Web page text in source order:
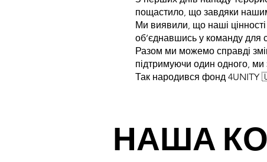
пощастило, що завдяки
Ми виявили, що наші
об’єднавшись у команду для
Разом ми можемо справді
підтримуючи один одного,
Так народився фонд
НАША